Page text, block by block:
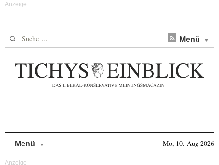
Suche nach: Menü
Menü Mo, 10. Aug 2026